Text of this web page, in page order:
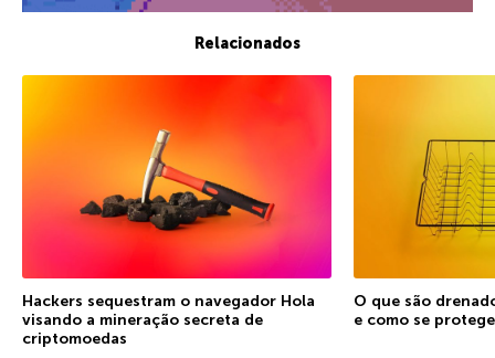
Relacionados
Hackers sequestram o navegador Hola
visando a mineração secreta de
criptomoedas
O que são
e como se